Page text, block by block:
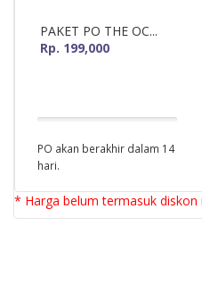
PAKET PO THE OC...
Rp. 199,000
0%
Complete
PO akan berakhir dalam 14
hari.
* Harga belum termasuk diskon